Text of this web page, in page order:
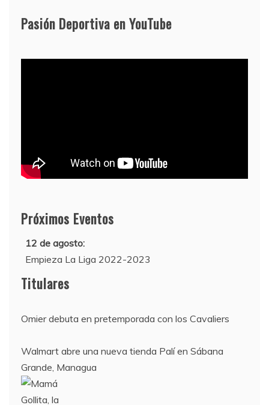
Pasión Deportiva en YouTube
Próximos Eventos
12 de agosto:
Empieza La Liga 2022-2023
10 de agosto:
Supercopa de Europa 2022
Titulares
Omier debuta en pretemporada con los Cavaliers
Walmart abre una nueva tienda Palí en Sábana
Grande, Managua